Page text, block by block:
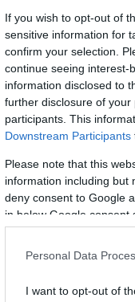
If you wish to opt-out of
sensitive information for
confirm your selection.
continue seeing interest-
information disclosed to
further disclosure of your
participants. This
Downstream Participants
Please note that this
information including but
deny consent to Google
in below Google consent
Personal Data
I want to opt-out of
Czeglédy Csaba